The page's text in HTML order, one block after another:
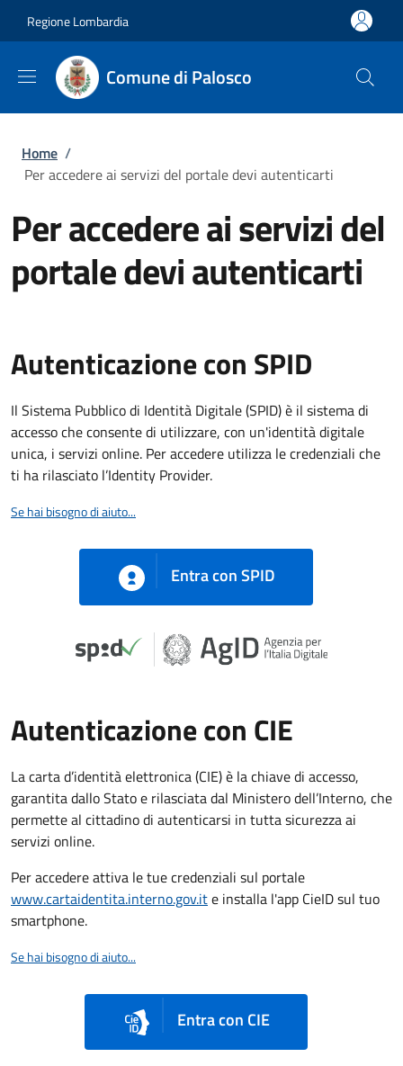
Regione Lombardia
Comune di Palosco
Briciole di pane
Home /
Per accedere ai servizi del portale devi autenticarti
Per accedere ai servizi del
portale devi autenticarti
Autenticazione con SPID
Il Sistema Pubblico di Identità Digitale (SPID) è il sistema di
accesso che consente di utilizzare, con un'identità digitale
unica, i servizi online. Per accedere utilizza le credenziali che
ti ha rilasciato l’Identity Provider.
Se hai bisogno di aiuto...
Entra con SPID
Autenticazione con CIE
La carta d’identità elettronica (CIE) è la chiave di accesso,
garantita dallo Stato e rilasciata dal Ministero dell’Interno, che
permette al cittadino di autenticarsi in tutta sicurezza ai
servizi online.
Per accedere attiva le tue credenziali sul portale
www.cartaidentita.interno.gov.ite installa l'app CieID sul tuo
smartphone.
Se hai bisogno di aiuto...
Entra con CIE